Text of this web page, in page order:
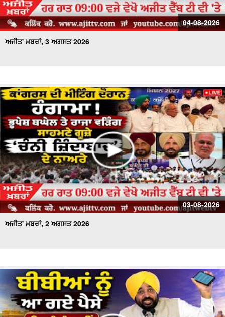
04-08-2026
ਅਜੀਤ' ਖ਼ਬਰਾਂ, 3 ਅਗਸਤ 2026
03-08-2026
ਅਜੀਤ' ਖ਼ਬਰਾਂ, 2 ਅਗਸਤ 2026